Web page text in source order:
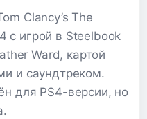
Clancy’s The
с игрой в Steelbook
Ward, картой
и саундтреком.
для PS4-версии, но